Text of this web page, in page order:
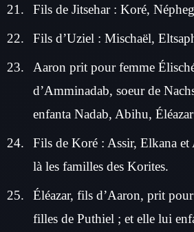
Fils de Jitsehar : Koré,
Fils d’Uziel : Mischaël,
Aaron prit pour femme
d’Amminadab, soeur de
enfanta Nadab, Abihu,
Fils de Koré : Assir, Elkana et
là les familles des Korites.
Éléazar, fils d’Aaron, prit
filles de Puthiel ; et elle lui